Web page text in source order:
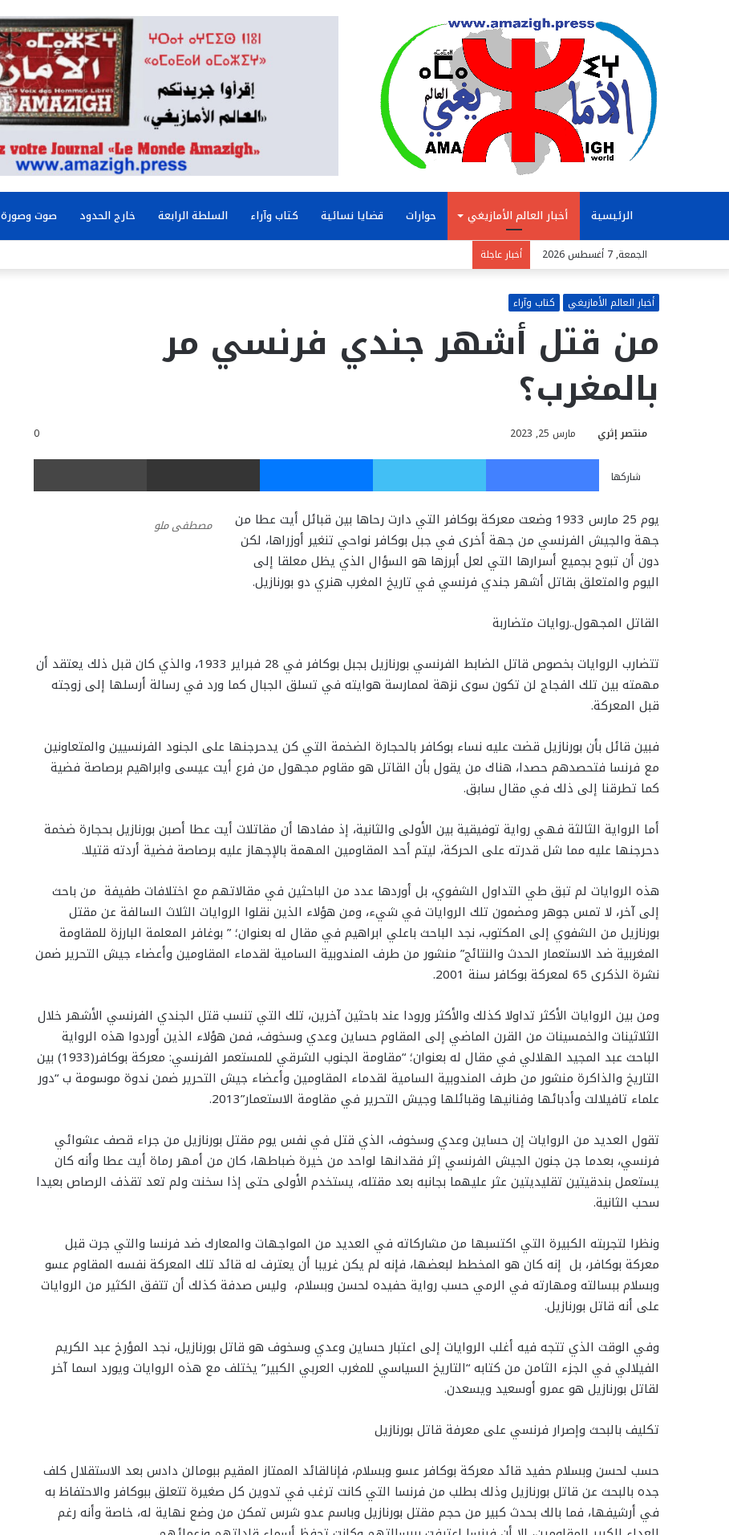
الرئيسية أخبار العالم الأمازيغي حوارات قضايا نسائية كتاب وآراء السلطة الرابعة خارج الحدود صوت وصورة
الجمعة, 7 أغسطس 2026 أخبار عاجلة
أخبار العالم الأمازيغي كتاب وآراء
من قتل أشهر جندي فرنسي مر
بالمغرب؟
منتصر إثري مارس 25, 2023 0
شاركها
فيسبوك تويتر ماسنجر مشاركة عبر البريد
مصطفى ملو
يوم 25 مارس 1933 وضعت معركة بوكافر التي دارت رحاها بين قبائل أيت عطا من
جهة والجيش الفرنسي من جهة أخرى في جبل بوكافر نواحي تنغير أوزراها، لكن
دون أن تبوح بجميع أسرارها التي لعل أبرزها هو السؤال الذي يظل معلقا إلى
اليوم والمتعلق بقاتل أشهر جندي فرنسي في تاريخ المغرب هنري دو بورنازيل.
القاتل المجهول..روايات متضاربة
تتضارب الروايات بخصوص قاتل الضابط الفرنسي بورنازيل بجبل بوكافر في 28 فبراير 1933، والذي كان قبل ذلك يعتقد أن
مهمته بين تلك الفجاج لن تكون سوى نزهة لممارسة هوايته في تسلق الجبال كما ورد في رسالة أرسلها إلى زوجته
قبل المعركة.
فبين قائل بأن بورنازيل قضت عليه نساء بوكافر بالحجارة الضخمة التي كن يدحرجنها على الجنود الفرنسيين والمتعاونين
مع فرنسا فتحصدهم حصدا، هناك من يقول بأن القاتل هو مقاوم مجهول من فرع أيت عيسى وابراهيم برصاصة فضية
كما تطرقنا إلى ذلك في مقال سابق.
أما الرواية الثالثة فهي رواية توفيقية بين الأولى والثانية، إذ مفادها أن مقاتلات أيت عطا أصبن بورنازيل بحجارة ضخمة
دحرجنها عليه مما شل قدرته على الحركة، ليتم أحد المقاومين المهمة بالإجهاز عليه برصاصة فضية أردته قتيلا.
هذه الروايات لم تبق طي التداول الشفوي، بل أوردها عدد من الباحثين في مقالاتهم مع اختلافات طفيفة من باحث
إلى آخر، لا تمس جوهر ومضمون تلك الروايات في شيء، ومن هؤلاء الذين نقلوا الروايات الثلاث السالفة عن مقتل
بورنازيل من الشفوي إلى المكتوب، نجد الباحث باعلي ابراهيم في مقال له بعنوان؛ ” بوغافر المعلمة البارزة للمقاومة
المغربية ضد الاستعمار الحدث والنتائج” منشور من طرف المندوبية السامية لقدماء المقاومين وأعضاء جيش التحرير ضمن
نشرة الذكرى 65 لمعركة بوكافر سنة 2001.
ومن بين الروايات الأكثر تداولا كذلك والأكثر ورودا عند باحثين آخرين، تلك التي تنسب قتل الجندي الفرنسي الأشهر خلال
الثلاثينات والخمسينات من القرن الماضي إلى المقاوم حساين وعدي وسخوف، فمن هؤلاء الذين أوردوا هذه الرواية
الباحث عبد المجيد الهلالي في مقال له بعنوان؛ “مقاومة الجنوب الشرقي للمستعمر الفرنسي: معركة بوكافر(1933) بين
التاريخ والذاكرة منشور من طرف المندوبية السامية لقدماء المقاومين وأعضاء جيش التحرير ضمن ندوة موسومة ب “دور
علماء تافيلالت وأدبائها وفنانيها وقبائلها وجيش التحرير في مقاومة الاستعمار”2013.
تقول العديد من الروايات إن حساين وعدي وسخوف، الذي قتل في نفس يوم مقتل بورنازيل من جراء قصف عشوائي
فرنسي، بعدما جن جنون الجيش الفرنسي إثر فقدانها لواحد من خيرة ضباطها، كان من أمهر رماة أيت عطا وأنه كان
يستعمل بندقيتين تقليديتين عثر عليهما بجانبه بعد مقتله، يستخدم الأولى حتى إذا سخنت ولم تعد تقذف الرصاص بعيدا
سحب الثانية.
ونظرا لتجربته الكبيرة التي اكتسبها من مشاركاته في العديد من المواجهات والمعارك ضد فرنسا والتي جرت قبل
معركة بوكافر، بل إنه كان هو المخطط لبعضها، فإنه لم يكن غريبا أن يعترف له قائد تلك المعركة نفسه المقاوم عسو
وبسلام ببسالته ومهارته في الرمي حسب رواية حفيده لحسن وبسلام، وليس صدفة كذلك أن تتفق الكثير من الروايات
على أنه قاتل بورنازيل.
وفي الوقت الذي تتجه فيه أغلب الروايات إلى اعتبار حساين وعدي وسخوف هو قاتل بورنازيل، نجد المؤرخ عبد الكريم
الفيلالي في الجزء الثامن من كتابه “التاريخ السياسي للمغرب العربي الكبير” يختلف مع هذه الروايات ويورد اسما آخر
لقاتل بورنازيل هو عمرو أوسعيد ويسعدن.
تكليف بالبحث وإصرار فرنسي على معرفة قاتل بورنازيل
حسب لحسن وبسلام حفيد قائد معركة بوكافر عسو وبسلام، فإنالقائد الممتاز المقيم ببومالن دادس بعد الاستقلال كلف
جده بالبحث عن قاتل بورنازيل وذلك بطلب من فرنسا التي كانت ترغب في تدوين كل صغيرة تتعلق ببوكافر والاحتفاظ به
في أرشيفها، فما بالك بحدث كبير من حجم مقتل بورنازيل وباسم عدو شرس تمكن من وضع نهاية له، خاصة وأنه رغم